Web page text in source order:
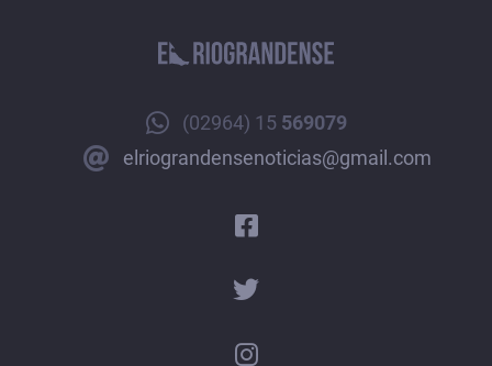
(02964) 15 569079
elriograndensenoticias@gmail.com